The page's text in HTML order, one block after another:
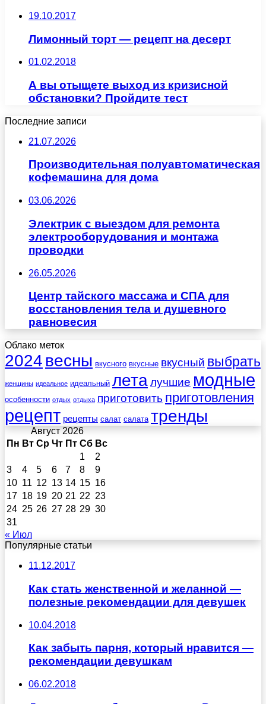
19.10.2017
Лимонный торт — рецепт на десерт
01.02.2018
А вы отыщете выход из кризисной
обстановки? Пройдите тест
Последние записи
21.07.2026
Производительная полуавтоматическая
кофемашина для дома
03.06.2026
Электрик с выездом для ремонта
электрооборудования и монтажа
проводки
26.05.2026
Центр тайского массажа и СПА для
восстановления тела и душевного
равновесия
Облако меток
2024 весны вкусного вкусные вкусный выбрать
женщины идеальное идеальный леталучшие модные
особенности отдых отдыха приготовить приготовления
рецепт рецепты салат салата тренды
Август 2026
Пн Вт Ср Чт Пт Сб Вс
1
2
3
4 5 6 7 8
9
10 11 12 13 14 15 16
17 18 19 20 21 22 23
24 25 26 27 28 29 30
31
« Июл
Популярные статьи
11.12.2017
Как стать женственной и желанной —
полезные рекомендации для девушек
10.04.2018
Как забыть парня, который нравится —
рекомендации девушкам
06.02.2018